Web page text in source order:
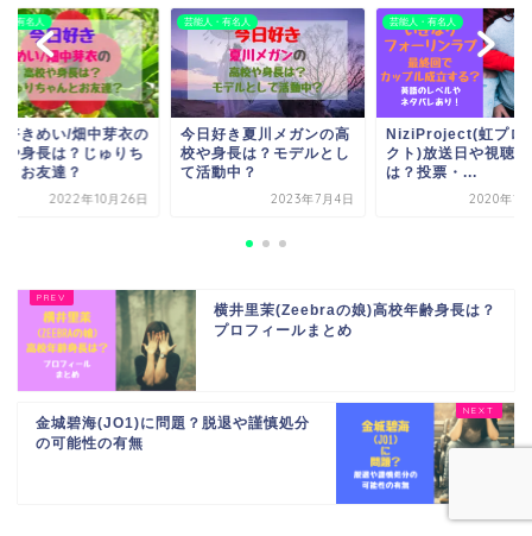
・有名人
好き夏川メガンの高
身長は？モデルとし
動中？
2023年7月4日
芸能人・有名人
NiziProject(虹プロジェ
クト)放送日や視聴方法
は？投票・...
2020年1月29日
芸能人・有名人
今日好きめい/畑中芽
高校や身長は？じゅ
ゃんとお友達？
2022年10
横井里茉(Zeebraの娘)高校年齢身長は？
プロフィールまとめ
金城碧海(JO1)に問題？脱退や謹慎処分
の可能性の有無